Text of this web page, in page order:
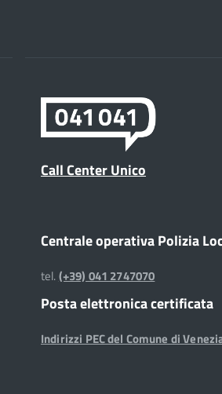
Call Center Unico
Centrale operativa Polizia
tel.(+39) 041 2747070
Posta elettronica certificata
Indirizzi PEC del Comune di